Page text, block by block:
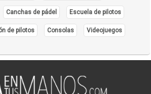
Canchas de pádel Escuela de pilotos
de pilotos Consolas Videojuegos